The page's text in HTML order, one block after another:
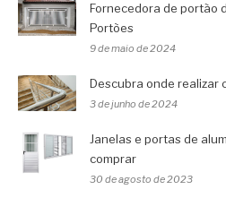
Fornecedora de portão
Portões
9 de maio de 2024
Descubra onde realizar
3 de junho de 2024
Janelas e portas de
comprar
30 de agosto de 2023